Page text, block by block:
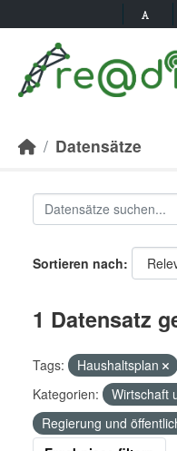
Datensätze
Sortieren nach
1 Datensatz
Tags: Haushaltsplan
Kategorien:
Wirtschaft
Regierung und